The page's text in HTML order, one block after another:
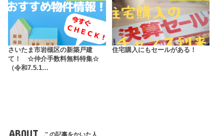
さいたま市岩槻区の新築戸建
て！ ☆仲介手数料無料特集☆
（令和7.5.1…
住宅購入にもセールがある！
ABOUT